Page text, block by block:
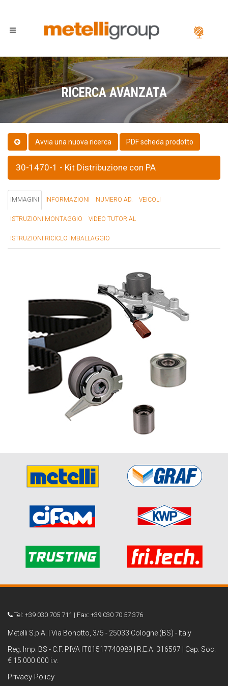
RICERCA AVANZATA
PDF scheda prodotto
30-1470-1 - Kit Distribuzione con PA
IMMAGINI INFORMAZIONI NUMERO AD. VEICOLI
ISTRUZIONI MONTAGGIO VIDEO TUTORIAL
ISTRUZIONI RICICLO IMBALLAGGIO
Tel: +39 030 705 711 | Fax: +39 030 70 57 376
Metelli S.p.A. | Via Bonotto, 3/5 - 25033 Cologne (BS) - Italy
Reg. Imp. BS - C.F. P.IVA IT01517740989 | R.E.A. 316597 | Cap. Soc.
€ 15.000.000 i.v.
Privacy Policy